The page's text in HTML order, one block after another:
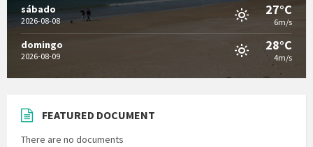
sábado
2026-08-08
27°C
6m/s
domingo
2026-08-09
28°C
4m/s
FEATURED DOCUMENT
There are no documents